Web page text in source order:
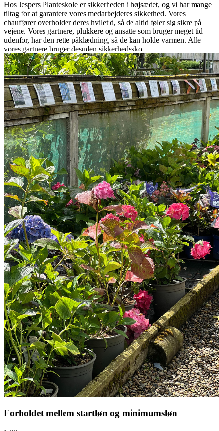
Hos Jespers Planteskole er sikkerheden i højsædet, og vi har mange
tiltag for at garantere vores medarbejderes sikkerhed. Vores
chauffører overholder deres hviletid, så de altid føler sig sikre på
vejene. Vores gartnere, plukkere og ansatte som bruger meget tid
udenfor, har den rette påklædning, så de kan holde varmen. Alle
vores gartnere bruger desuden sikkerhedssko.
Forholdet mellem startløn og minimumsløn